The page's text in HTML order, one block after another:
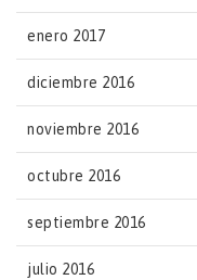
enero 2017
diciembre 2016
noviembre 2016
octubre 2016
septiembre 2016
julio 2016